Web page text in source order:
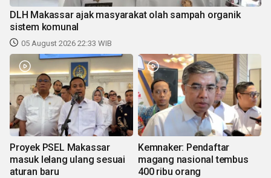
DLH Makassar ajak masyarakat olah sampah organik
sistem komunal
05 August 2026 22:33 WIB
Proyek PSEL Makassar
masuk lelang ulang sesuai
aturan baru
Kemnaker: Pendaftar
magang nasional tembus
400 ribu orang